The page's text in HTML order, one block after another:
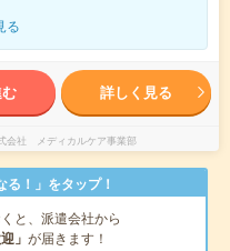
る
詳しく見る
会社 メディカルケア事業部
！」をタップ！
と、派遣会社から
」 が届きます！